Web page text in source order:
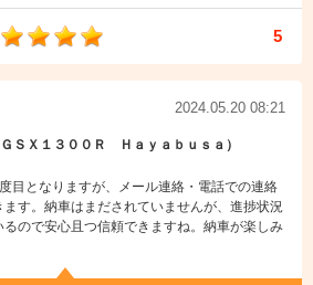
5
2024.05.20 08:21
ＳＸ１３００Ｒ Ｈａｙａｂｕｓａ）
目となりますが、メール連絡・電話での連絡
す。納車はまだされていませんが、進捗状況
ので安心且つ信頼できますね。納車が楽しみ